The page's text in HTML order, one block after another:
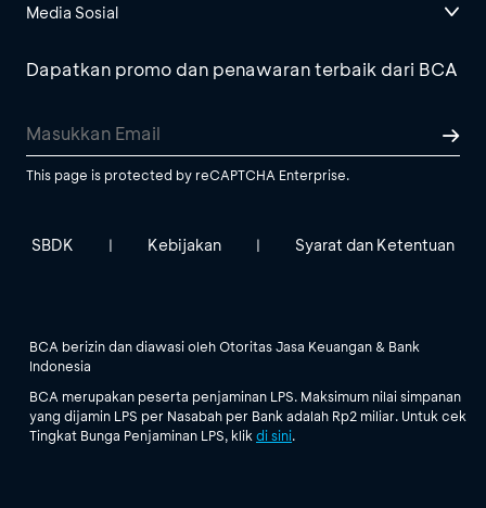
Media Sosial
Dapatkan promo dan penawaran terbaik dari BCA
This page is protected by reCAPTCHA Enterprise.
SBDK | Kebijakan | Syarat dan Ketentuan
BCA berizin dan diawasi oleh Otoritas Jasa Keuangan & Bank
Indonesia
BCA merupakan peserta penjaminan LPS. Maksimum nilai simpanan
yang dijamin LPS per Nasabah per Bank adalah Rp2 miliar. Untuk cek
Tingkat Bunga Penjaminan LPS, klik di sini.